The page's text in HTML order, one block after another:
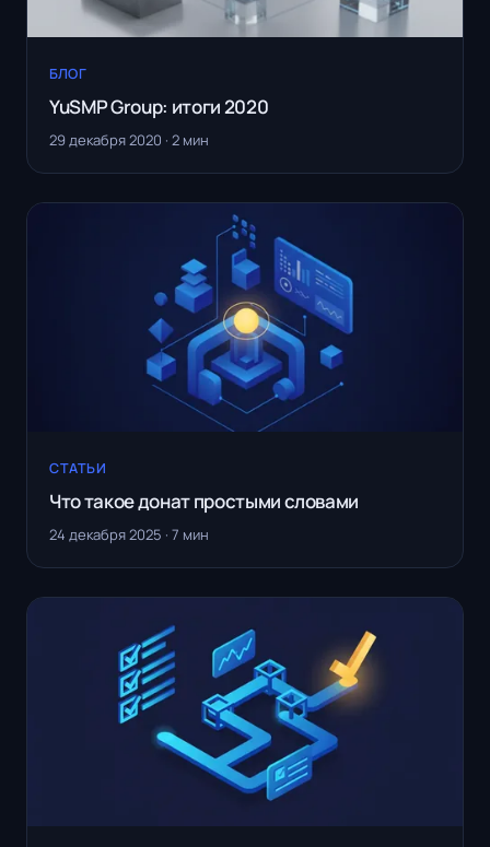
БЛОГ
YuSMP Group: итоги 2020
29 декабря 2020 · 2 мин
СТАТЬИ
Что такое донат простыми словами
24 декабря 2025 · 7 мин